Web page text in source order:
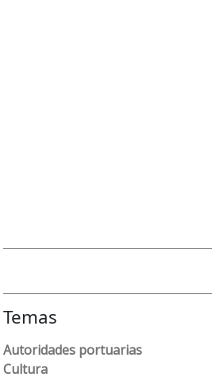
Temas
Autoridades portuarias
Cultura